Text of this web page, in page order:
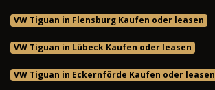
VW Tiguan in Flensburg Kaufen oder leasen
VW Tiguan in Lübeck Kaufen oder leasen
VW Tiguan in Eckernförde Kaufen oder leasen